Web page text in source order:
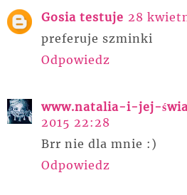
Gosia testuje 28
preferuje szminki
Odpowiedz
www.natalia-i-jej-
2015 22:28
Brr nie dla mnie :)
Odpowiedz